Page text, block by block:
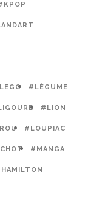
#LÉGUME
#LION
#LOUPIAC
#MANGA